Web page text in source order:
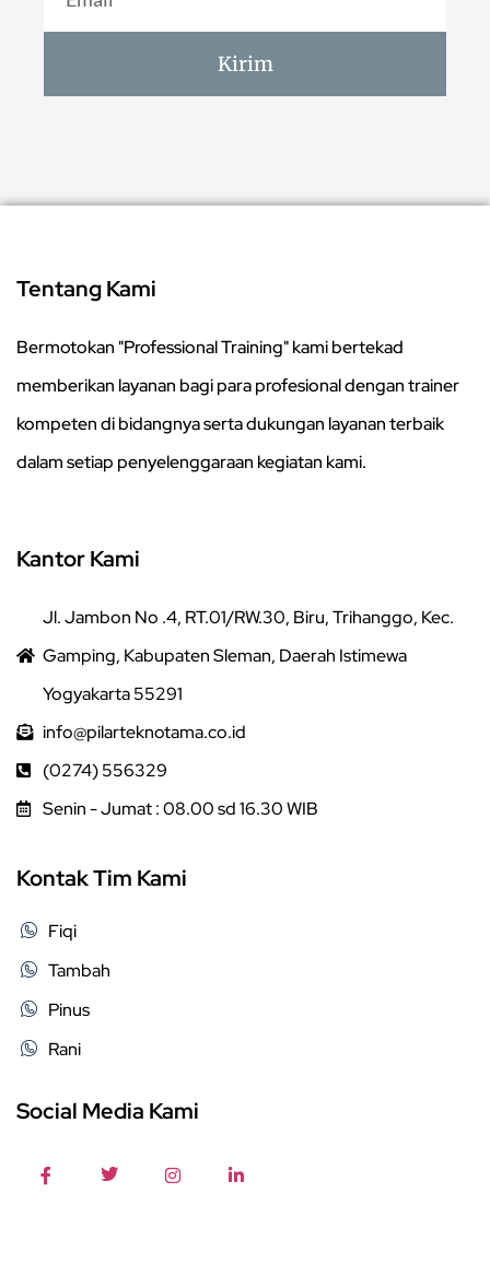
Kirim
Tentang Kami
Bermotokan "Professional Training" kami bertekad
memberikan layanan bagi para profesional dengan trainer
kompeten di bidangnya serta dukungan layanan terbaik
dalam setiap penyelenggaraan kegiatan kami.
Kantor Kami
Jl. Jambon No .4, RT.01/RW.30, Biru, Trihanggo, Kec.
Gamping, Kabupaten Sleman, Daerah Istimewa
Yogyakarta 55291
info@pilarteknotama.co.id
(0274) 556329
Senin - Jumat : 08.00 sd 16.30 WIB
Kontak Tim Kami
Fiqi
Tambah
Pinus
Rani
Social Media Kami